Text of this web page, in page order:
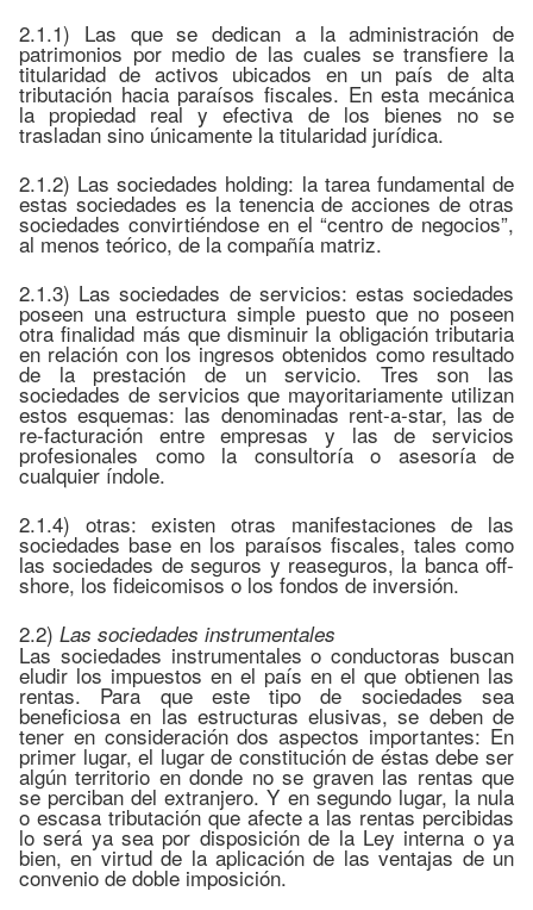
2.1.1) Las que se dedican a la administración de
patrimonios por medio de las cuales se transfiere la
titularidad de activos ubicados en un país de alta
tributación hacia paraísos fiscales. En esta mecánica
la propiedad real y efectiva de los bienes no se
trasladan sino únicamente la titularidad jurídica.
2.1.2) Las sociedades holding: la tarea fundamental de
estas sociedades es la tenencia de acciones de otras
sociedades convirtiéndose en el “centro de negocios”,
al menos teórico, de la compañía matriz.
2.1.3) Las sociedades de servicios: estas sociedades
poseen una estructura simple puesto que no poseen
otra finalidad más que disminuir la obligación tributaria
en relación con los ingresos obtenidos como resultado
de la prestación de un servicio. Tres son las
sociedades de servicios que mayoritariamente utilizan
estos esquemas: las denominadas rent-a-star, las de
re-facturación entre empresas y las de servicios
profesionales como la consultoría o asesoría de
cualquier índole.
2.1.4) otras: existen otras manifestaciones de las
sociedades base en los paraísos fiscales, tales como
las sociedades de seguros y reaseguros, la banca off-
shore, los fideicomisos o los fondos de inversión.
2.2) Las sociedades instrumentales
Las sociedades instrumentales o conductoras buscan
eludir los impuestos en el país en el que obtienen las
rentas. Para que este tipo de sociedades sea
beneficiosa en las estructuras elusivas, se deben de
tener en consideración dos aspectos importantes: En
primer lugar, el lugar de constitución de éstas debe ser
algún territorio en donde no se graven las rentas que
se perciban del extranjero. Y en segundo lugar, la nula
o escasa tributación que afecte a las rentas percibidas
lo será ya sea por disposición de la Ley interna o ya
bien, en virtud de la aplicación de las ventajas de un
convenio de doble imposición.